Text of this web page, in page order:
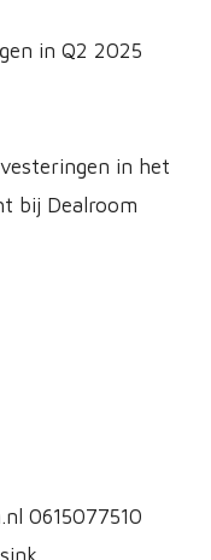
in Q2 2025
in het
bij Dealroom
0615077510